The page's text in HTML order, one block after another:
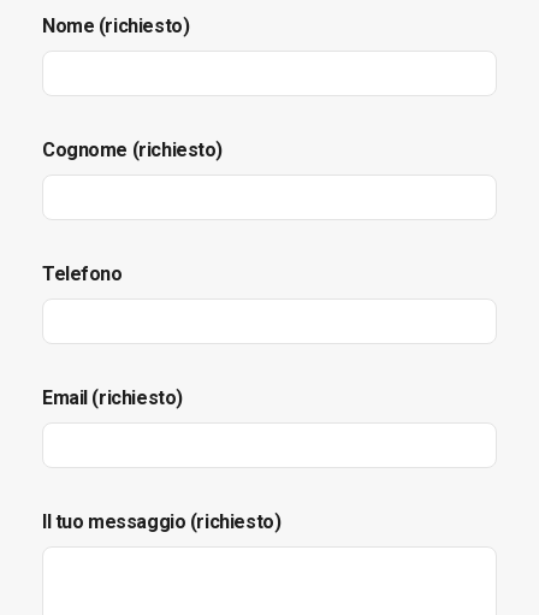
Nome (richiesto)
Cognome (richiesto)
Telefono
Email (richiesto)
Il tuo messaggio (richiesto)